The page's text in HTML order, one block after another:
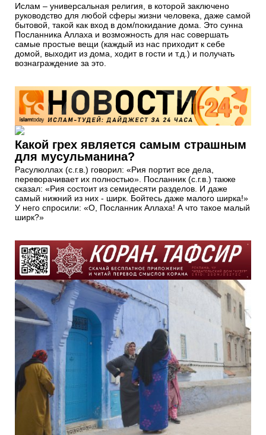
Ислам – универсальная религия, в которой заключено
руководство для любой сферы жизни человека, даже самой
бытовой, такой как вход в дом/покидание дома. Это сунна
Посланника Аллаха и возможность для нас совершать
самые простые вещи (каждый из нас приходит к себе
домой, выходит из дома, ходит в гости и т.д.) и получать
вознаграждение за это.
Какой грех является самым страшным
для мусульманина?
Расулюллах (с.г.в.) говорил: «Рия портит все дела,
переворачивает их полностью». Посланник (с.г.в.) также
сказал: «Рия состоит из семидесяти разделов. И даже
самый нижний из них - ширк. Бойтесь даже малого ширка!»
У него спросили: «О, Посланник Аллаха! А что такое малый
ширк?»